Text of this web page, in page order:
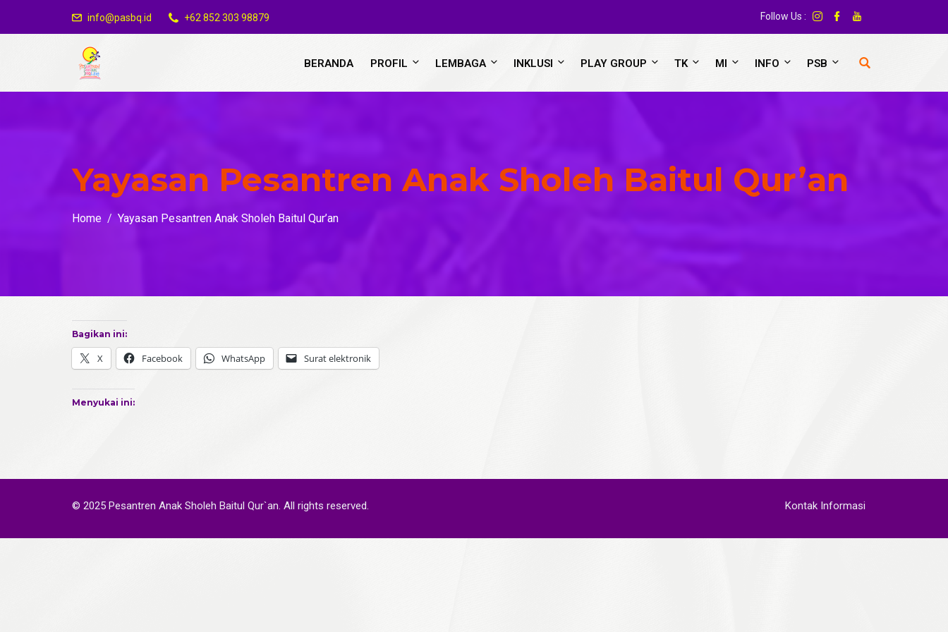
info@pasbq.id +62 852 303 98879 Follow Us :
BERANDA PROFIL LEMBAGA INKLUSI PLAY GROUP TK MI INFO PSB
Yayasan Pesantren Anak Sholeh Baitul Qur’an
Home Yayasan Pesantren Anak Sholeh Baitul Qur’an
Bagikan ini:
X Facebook WhatsApp Surat elektronik
Menyukai ini:
© 2025 Pesantren Anak Sholeh Baitul Qur`an. All rights reserved. Kontak Informasi